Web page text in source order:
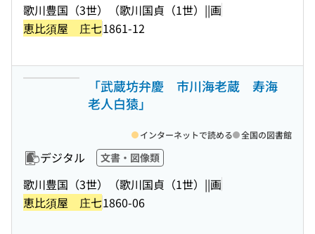
歌川豊国（3世）（歌川国貞（1世）||画
恵比須屋 庄七1861-12
「武蔵坊弁慶 市川海老蔵 寿海
老人白猿」
デジタル 文書・図像類
歌川豊国（3世）（歌川国貞（1世）||画
恵比須屋 庄七1860-06
インターネットで読める 全国の図書館